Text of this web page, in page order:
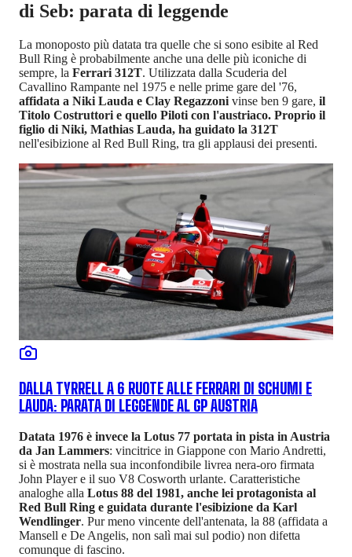
di Seb: parata di leggende
La monoposto più datata tra quelle che si sono esibite al Red
Bull Ring è probabilmente anche una delle più iconiche di
sempre, la Ferrari 312T. Utilizzata dalla Scuderia del
Cavallino Rampante nel 1975 e nelle prime gare del '76,
affidata a Niki Lauda e Clay Regazzoni vinse ben 9 gare, il
Titolo Costruttori e quello Piloti con l'austriaco. Proprio il
figlio di Niki, Mathias Lauda, ha guidato la 312T
nell'esibizione al Red Bull Ring, tra gli applausi dei presenti.
DALLA TYRRELL A 6 RUOTE ALLE FERRARI DI SCHUMI E
LAUDA: PARATA DI LEGGENDE AL GP AUSTRIA
Datata 1976 è invece la Lotus 77 portata in pista in Austria
da Jan Lammers: vincitrice in Giappone con Mario Andretti,
si è mostrata nella sua inconfondibile livrea nera-oro firmata
John Player e il suo V8 Cosworth urlante. Caratteristiche
analoghe alla Lotus 88 del 1981, anche lei protagonista al
Red Bull Ring e guidata durante l'esibizione da Karl
Wendlinger. Pur meno vincente dell'antenata, la 88 (affidata a
Mansell e De Angelis, non salì mai sul podio) non difetta
comunque di fascino.